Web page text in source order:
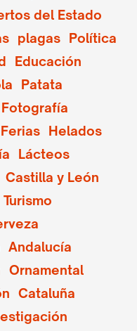
del Estado
plagas Política
Educación
Patata
Fotografía
Ferias Helados
Lácteos
Castilla y León
Turismo
Andalucía
Ornamental
Cataluña